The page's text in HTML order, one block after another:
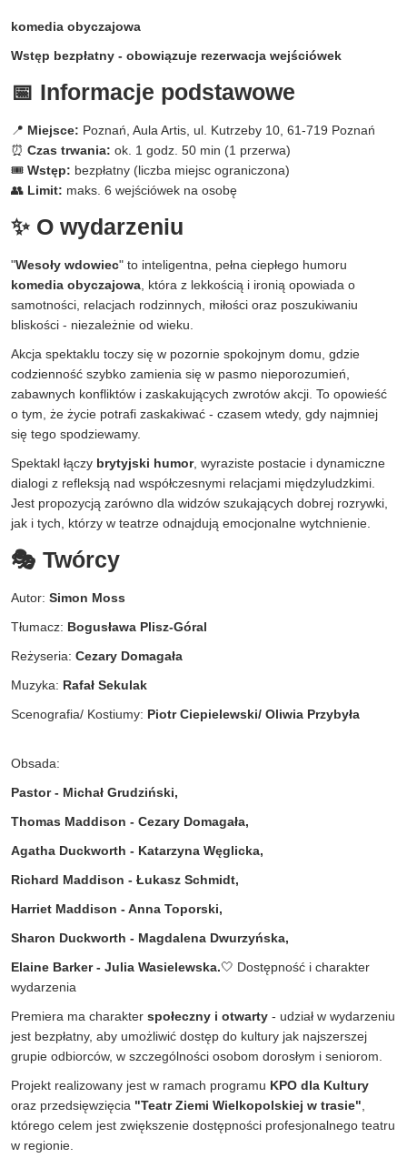
komedia obyczajowa
Wstęp bezpłatny - obowiązuje rezerwacja wejściówek
📅 Informacje podstawowe
📍 Miejsce: Poznań, Aula Artis, ul. Kutrzeby 10, 61-719 Poznań
⏰ Czas trwania: ok. 1 godz. 50 min (1 przerwa)
🎟 Wstęp: bezpłatny (liczba miejsc ograniczona)
👥 Limit: maks. 6 wejściówek na osobę
✨ O wydarzeniu
"Wesoły wdowiec" to inteligentna, pełna ciepłego humoru
komedia obyczajowa , która z lekkością i ironią opowiada o
samotności, relacjach rodzinnych, miłości oraz poszukiwaniu
bliskości - niezależnie od wieku.
Akcja spektaklu toczy się w pozornie spokojnym domu, gdzie
codzienność szybko zamienia się w pasmo nieporozumień,
zabawnych konfliktów i zaskakujących zwrotów akcji. To opowieść
o tym, że życie potrafi zaskakiwać - czasem wtedy, gdy najmniej
się tego spodziewamy.
Spektakl łączy brytyjski humor, wyraziste postacie i dynamiczne
dialogi z refleksją nad współczesnymi relacjami międzyludzkimi.
Jest propozycją zarówno dla widzów szukających dobrej rozrywki,
jak i tych, którzy w teatrze odnajdują emocjonalne wytchnienie.
🎭 Twórcy
Autor: Simon Moss
Tłumacz: Bogusława Plisz-Góral
Reżyseria: Cezary Domagała
Muzyka: Rafał Sekulak
Scenografia/ Kostiumy: Piotr Ciepielewski/ Oliwia Przybyła
Obsada:
Pastor - Michał Grudziński,
Thomas Maddison - Cezary Domagała,
Agatha Duckworth - Katarzyna Węglicka,
Richard Maddison - Łukasz Schmidt,
Harriet Maddison - Anna Toporski,
Sharon Duckworth - Magdalena Dwurzyńska,
Elaine Barker - Julia Wasielewska.🤍 Dostępność i charakter
wydarzenia
Premiera ma charakter społeczny i otwarty - udział w wydarzeniu
jest bezpłatny, aby umożliwić dostęp do kultury jak najszerszej
grupie odbiorców, w szczególności osobom dorosłym i seniorom.
Projekt realizowany jest w ramach programu KPO dla Kultury
oraz przedsięwzięcia "Teatr Ziemi Wielkopolskiej w trasie"
którego celem jest zwiększenie dostępności profesjonalnego teatru
w regionie.